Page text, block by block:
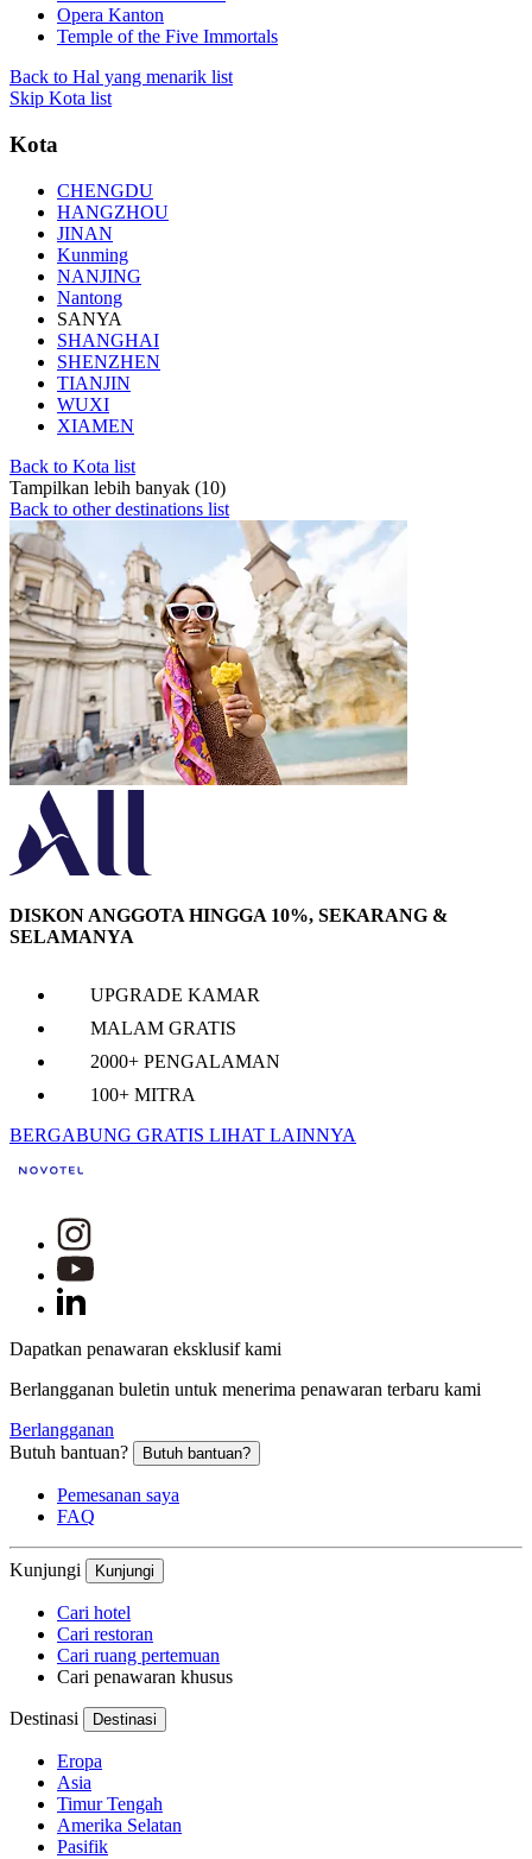
Opera Kanton
Temple of the Five Immortals
Back to Hal yang menarik list
Skip Kota list
Kota
CHENGDU
HANGZHOU
JINAN
Kunming
NANJING
Nantong
SANYA
SHANGHAI
SHENZHEN
TIANJIN
WUXI
XIAMEN
Back to Kota list
Tampilkan lebih banyak (10)
Back to other destinations list
DISKON ANGGOTA HINGGA 10%, SEKARANG &
SELAMANYA
UPGRADE KAMAR
MALAM GRATIS
2000+ PENGALAMAN
100+ MITRA
BERGABUNG GRATIS LIHAT LAINNYA
Dapatkan penawaran eksklusif kami
Berlangganan buletin untuk menerima penawaran terbaru kami
Berlangganan
Butuh bantuan?
Butuh bantuan?
Pemesanan saya
FAQ
Kunjungi Kunjungi
Cari hotel
Cari restoran
Cari ruang pertemuan
Cari penawaran khusus
Destinasi Destinasi
Eropa
Asia
Timur Tengah
Amerika Selatan
Pasifik